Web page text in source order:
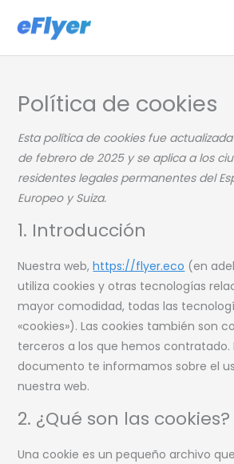
Política de cookies
Esta política de cookies fue
de febrero de 2025 y se aplica a los
residentes legales permanentes del
Europeo y Suiza.
1. Introducción
Nuestra web,https://flyer.eco (en
utiliza cookies y otras tecnologías
mayor comodidad, todas las
«cookies»). Las cookies también son
terceros a los que hemos contratado.
documento te informamos sobre el
nuestra web.
2. ¿Qué son las cookies?
Una cookie es un pequeño archivo